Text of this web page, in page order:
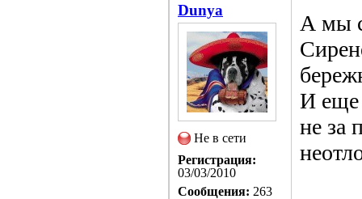
Dunya
Не в сети
Регистрация:
03/03/2010
Сообщения: 263
А мы
И еще
не за